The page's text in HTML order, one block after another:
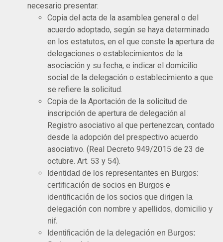
necesario presentar:
Copia del acta de la asamblea general o del
acuerdo adoptado, según se haya determinado
en los estatutos, en el que conste la apertura de
delegaciones o establecimientos de la
asociación y su fecha, e indicar el domicilio
social de la delegación o establecimiento a que
se refiere la solicitud.
Copia de la Aportación de la solicitud de
inscripción de apertura de delegación al
Registro asociativo al que pertenezcan, contado
desde la adopción del prespectivo acuerdo
asociativo. (Real Decreto 949/2015 de 23 de
octubre. Art. 53 y 54).
Identidad de los representantes en Burgos:
certificación de socios en Burgos e
identificación de los socios que dirigen la
delegación con nombre y apellidos, domicilio y
nif.
Identificación de la delegación en Burgos: